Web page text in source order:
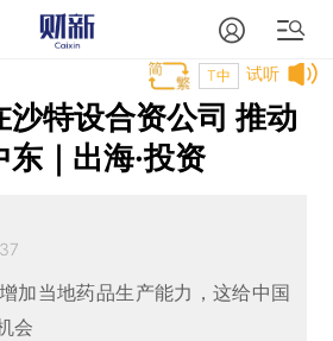
试听
T中
沙特设合资公司 推动
｜出海·投资
加当地药品生产能力，这给中国
会